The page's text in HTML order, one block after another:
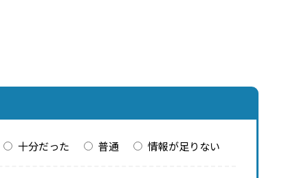
十分だった 普通 情報が足りない